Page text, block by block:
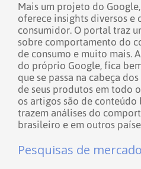
Mais um projeto do
oferece insights diversos e
consumidor. O portal traz
sobre comportamento do
de consumo e muito mais.
do próprio Google, fica
que se passa na cabeça
de seus produtos em todo
os artigos são de conteúdo
trazem análises do
brasileiro e em outros
Pesquisas de mercado